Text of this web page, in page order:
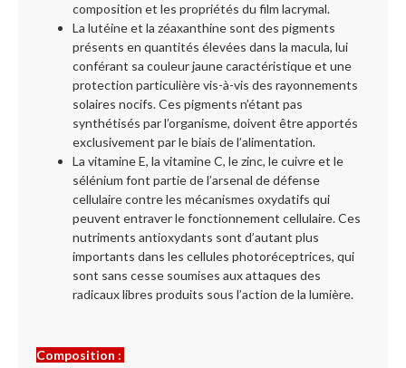
composition et les propriétés du film lacrymal.
La lutéine et la zéaxanthine sont des pigments
présents en quantités élevées dans la macula, lui
conférant sa couleur jaune caractéristique et une
protection particulière vis-à-vis des rayonnements
solaires nocifs. Ces pigments n’étant pas
synthétisés par l’organisme, doivent être apportés
exclusivement par le biais de l’alimentation.
La vitamine E, la vitamine C, le zinc, le cuivre et le
sélénium font partie de l’arsenal de défense
cellulaire contre les mécanismes oxydatifs qui
peuvent entraver le fonctionnement cellulaire. Ces
nutriments antioxydants sont d’autant plus
importants dans les cellules photoréceptrices, qui
sont sans cesse soumises aux attaques des
radicaux libres produits sous l’action de la lumière.
Composition :